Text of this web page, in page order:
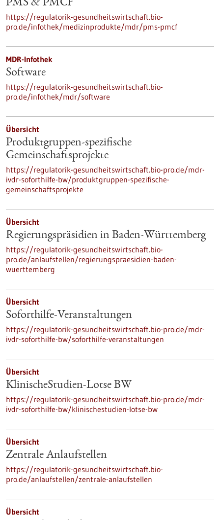
PMS & PMCF
https://regulatorik-gesundheitswirtschaft.bio-
pro.de/infothek/medizinprodukte/mdr/pms-pmcf
MDR-Infothek
Software
https://regulatorik-gesundheitswirtschaft.bio-
pro.de/infothek/mdr/software
Übersicht
Produktgruppen-spezifische
Gemeinschaftsprojekte
https://regulatorik-gesundheitswirtschaft.bio-pro.de/mdr-
ivdr-soforthilfe-bw/produktgruppen-spezifische-
gemeinschaftsprojekte
Übersicht
Regierungspräsidien in Baden-Württemberg
https://regulatorik-gesundheitswirtschaft.bio-
pro.de/anlaufstellen/regierungspraesidien-baden-
wuerttemberg
Übersicht
Soforthilfe-Veranstaltungen
https://regulatorik-gesundheitswirtschaft.bio-pro.de/mdr-
ivdr-soforthilfe-bw/soforthilfe-veranstaltungen
Übersicht
KlinischeStudien-Lotse BW
https://regulatorik-gesundheitswirtschaft.bio-pro.de/mdr-
ivdr-soforthilfe-bw/klinischestudien-lotse-bw
Übersicht
Zentrale Anlaufstellen
https://regulatorik-gesundheitswirtschaft.bio-
pro.de/anlaufstellen/zentrale-anlaufstellen
Übersicht